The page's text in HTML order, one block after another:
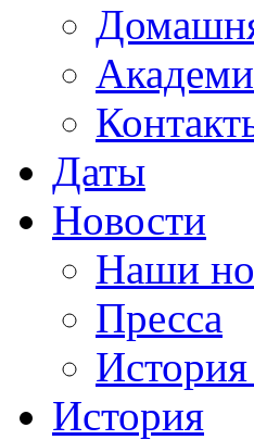
Даты
Новости
Наши
Пресса
История